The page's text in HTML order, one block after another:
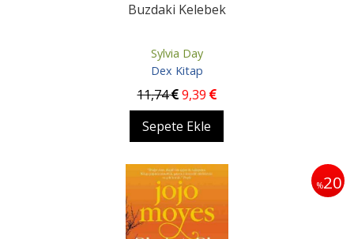
Buzdaki Kelebek
Sylvia Day
Dex Kitap
11,74 9,39
Sepete Ekle
%20